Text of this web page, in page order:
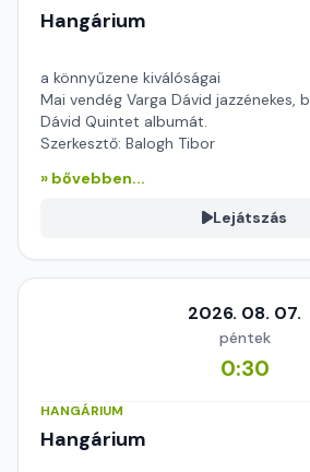
Hangárium
a könnyűzene kiválóságai
Mai vendég Varga Dávid jazzénekes,
Dávid Quintet albumát.
Szerkesztő: Balogh Tibor
» bővebben...
Lejátszás
2026. 08. 07.
péntek
0:30
HANGÁRIUM
Hangárium